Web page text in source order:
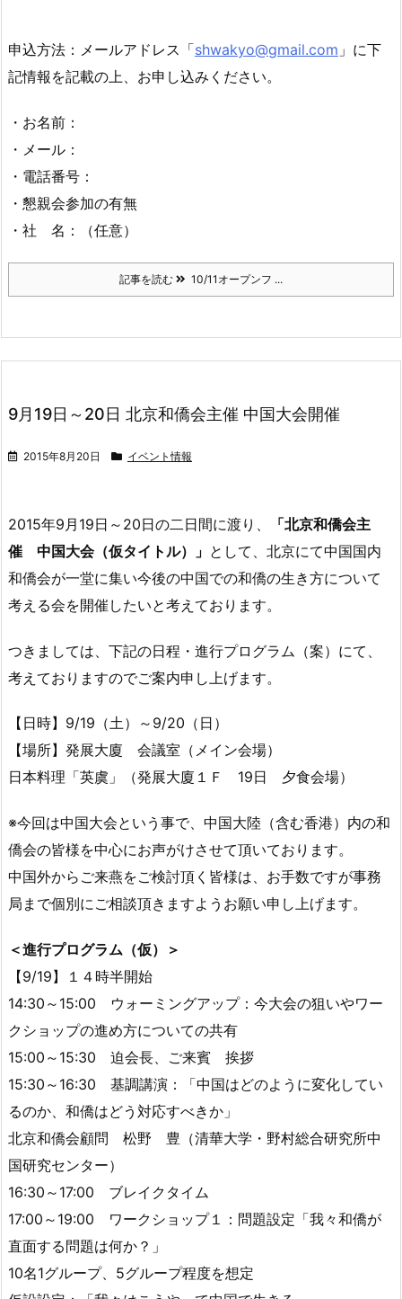
申込方法：メールアドレス「shwakyo@gmail.com 」に下
記情報を記載の上、お申し込みください。
・お名前：
・メール：
・電話番号：
・懇親会参加の有無
・社 名：（任意）
記事を読む 10/11オープンフ ...
9月19日～20日 北京和僑会主催 中国大会開催
2015年8月20日 イベント情報
2015年9月19日～20日の二日間に渡り、
「北京和僑会主
催 中国大会（仮タイトル）」 として、北京にて中国国内
和僑会が一堂に集い今後の中国での和僑の生き方について
考える会を開催したいと考えております。
つきましては、下記の日程・進行プログラム（案）にて、
考えておりますのでご案内申し上げます。
【日時】9/19（土）～9/20（日）
【場所】発展大廈 会議室（メイン会場）
日本料理「英虞」（発展大廈１Ｆ 19日 夕食会場）
※今回は中国大会という事で、中国大陸（含む香港）内の和
僑会の皆様を中心にお声がけさせて頂いております。
中国外からご来燕をご検討頂く皆様は、お手数ですが事務
局まで個別にご相談頂きますようお願い申し上げます。
＜進行プログラム（仮）＞
【9/19】１４時半開始
14:30～15:00 ウォーミングアップ：今大会の狙いやワー
クショップの進め方についての共有
15:00～15:30 迫会長、ご来賓 挨拶
15:30～16:30 基調講演：「中国はどのように変化してい
るのか、和僑はどう対応すべきか」
北京和僑会顧問 松野 豊（清華大学・野村総合研究所中
国研究センター）
16:30～17:00 ブレイクタイム
17:00～19:00 ワークショップ１：問題設定「我々和僑が
直面する問題は何か？」
10名1グループ、5グループ程度を想定